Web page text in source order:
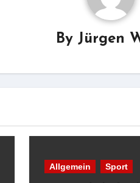
By Jürgen
Allgemein Sport